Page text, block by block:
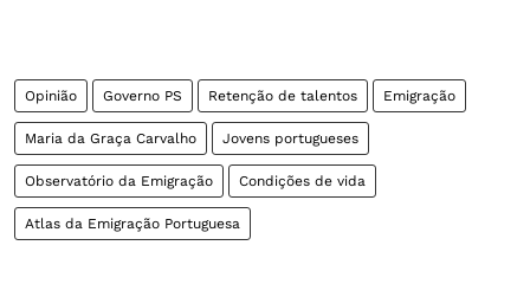
Opinião Governo PS Retenção de talentos Emigração
Maria da Graça Carvalho Jovens portugueses
Observatório da Emigração Condições de vida
Atlas da Emigração Portuguesa